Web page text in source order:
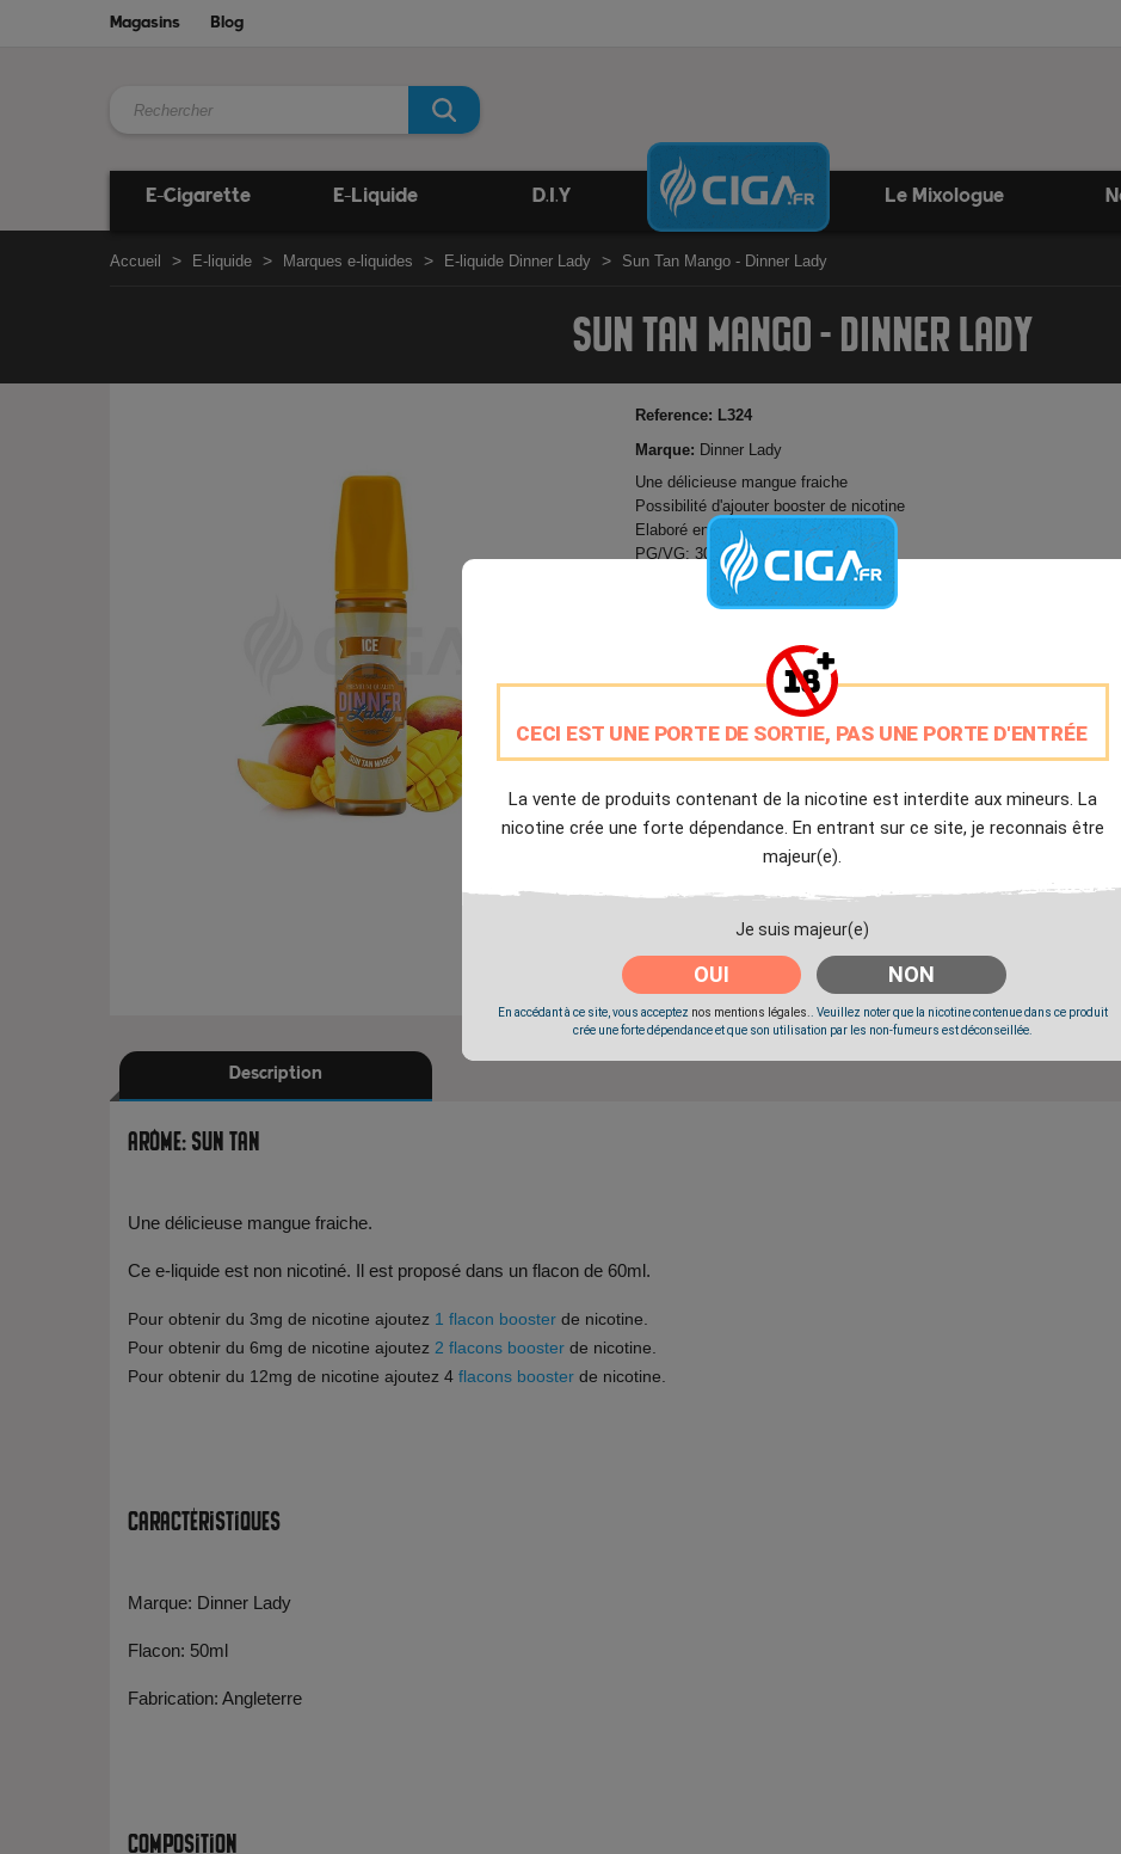
CECI EST UNE PORTE DE SORTIE, PAS UNE PORTE D'ENTRÉE
La vente de produits contenant de la nicotine est interdite aux mineurs. La
nicotine crée une forte dépendance. En entrant sur ce site, je reconnais être
majeur(e).
Je suis majeur(e)
OUI NON
En accédant à ce site, vous acceptez nos mentions légales.. Veuillez noter que la nicotine contenue dans ce produit
crée une forte dépendance et que son utilisation par les non-fumeurs est déconseillée.
Magasins Blog
E-Cigarette E-Liquide D.I.Y Le Mixologue
Accueil E-liquide Marques e-liquides E-liquide Dinner Lady Sun Tan Mango - Dinner Lady
SUN TAN MANGO - DINNER LADY
Reference: L324
Marque: Dinner Lady
Une délicieuse mangue fraiche
Possibilité d'ajouter booster de nicotine
Elaboré en Angleterre
PG/VG: 30/70
9.7/10
Livraison Offerte
à partir de 20€
Partager
Livré à partir du Mercredi 12 Août 2026.
Description
Arôme: Sun Tan
Une délicieuse mangue fraiche.
Ce e-liquide est non nicotiné. Il est proposé dans un flacon de 60ml.
Pour obtenir du 3mg de nicotine ajoutez 1 flacon booster de nicotine.
Pour obtenir du 6mg de nicotine ajoutez 2 flacons booster de nicotine.
Pour obtenir du 12mg de nicotine ajoutez 4 flacons booster de nicotine.
Caractéristiques
Marque: Dinner Lady
Flacon: 50ml
Fabrication: Angleterre
Composition